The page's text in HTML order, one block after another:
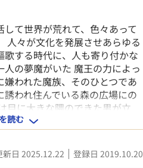
て世界が荒れて、色々あって
人々が文化を発展させあらゆる
する時代に、人も寄り付かな
の夢魔がいた 魔王の力によっ
われた魔族、そのひとつであ
われ住んでいる森の広場にの
目に大きな隈のできた男が立
を伸ばす。 一度は半殺し一歩
られてしまった夢魔はそのま
、心地よい中一緒にいてくれ
になり…… 面倒ごとが嫌いな夢
読む
新日 2025.12.22 登録日 2019.10.20